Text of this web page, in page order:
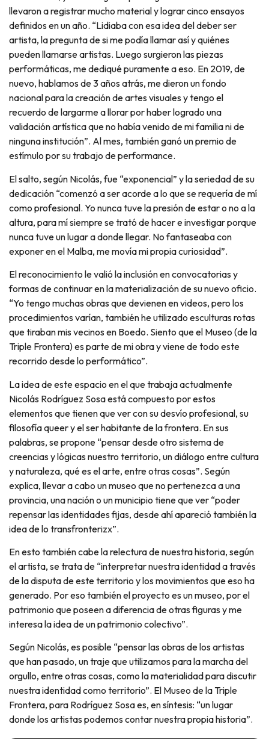
llevaron a registrar mucho material y lograr cinco ensayos
definidos en un año. “Lidiaba con esa idea del deber ser
artista, la pregunta de si me podía llamar así y quiénes
pueden llamarse artistas. Luego surgieron las piezas
performáticas, me dediqué puramente a eso. En 2019, de
nuevo, hablamos de 3 años atrás, me dieron un fondo
nacional para la creación de artes visuales y tengo el
recuerdo de largarme a llorar por haber logrado una
validación artística que no había venido de mi familia ni de
ninguna institución”. Al mes, también ganó un premio de
estímulo por su trabajo de performance.
El salto, según Nicolás, fue “exponencial” y la seriedad de su
dedicación “comenzó a ser acorde a lo que se requería de mí
como profesional. Yo nunca tuve la presión de estar o no a la
altura, para mí siempre se trató de hacer e investigar porque
nunca tuve un lugar a donde llegar. No fantaseaba con
exponer en el Malba, me movía mi propia curiosidad”.
El reconocimiento le valió la inclusión en convocatorias y
formas de continuar en la materialización de su nuevo oficio.
“Yo tengo muchas obras que devienen en videos, pero los
procedimientos varían, también he utilizado esculturas rotas
que tiraban mis vecinos en Boedo. Siento que el Museo (de la
Triple Frontera) es parte de mi obra y viene de todo este
recorrido desde lo performático”.
La idea de este espacio en el que trabaja actualmente
Nicolás Rodríguez Sosa está compuesto por estos
elementos que tienen que ver con su desvío profesional, su
filosofía queer y el ser habitante de la frontera. En sus
palabras, se propone “pensar desde otro sistema de
creencias y lógicas nuestro territorio, un diálogo entre cultura
y naturaleza, qué es el arte, entre otras cosas”. Según
explica, llevar a cabo un museo que no pertenezca a una
provincia, una nación o un municipio tiene que ver “poder
repensar las identidades fijas, desde ahí apareció también la
idea de lo transfronterizx”.
En esto también cabe la relectura de nuestra historia, según
el artista, se trata de “interpretar nuestra identidad a través
de la disputa de este territorio y los movimientos que eso ha
generado. Por eso también el proyecto es un museo, por el
patrimonio que poseen a diferencia de otras figuras y me
interesa la idea de un patrimonio colectivo”.
Según Nicolás, es posible “pensar las obras de los artistas
que han pasado, un traje que utilizamos para la marcha del
orgullo, entre otras cosas, como la materialidad para discutir
nuestra identidad como territorio”. El Museo de la Triple
Frontera, para Rodríguez Sosa es, en síntesis: “un lugar
donde los artistas podemos contar nuestra propia historia”.